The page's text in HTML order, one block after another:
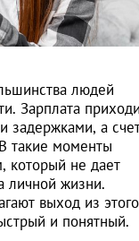
людей
Зарплата
задержками, а
такие моменты
который не дает
личной жизни.
выход из этого
и понятный.